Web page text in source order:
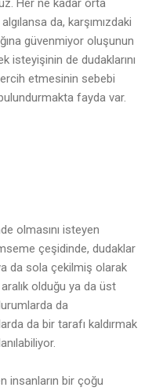
da, karşımızdaki
güvenmiyor oluşunun
isteyişinin de dudaklarını
etmesinin sebebi
fayda var.
olmasını isteyen
çeşidinde, dudaklar
da sola çekilmiş olarak
olduğu ya da üst
da
da bir tarafı kaldırmak
insanların bir çoğu